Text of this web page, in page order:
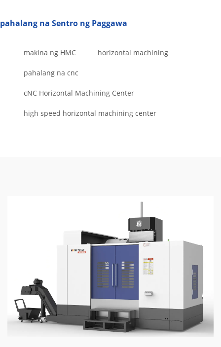
pahalang na Sentro ng Paggawa
makina ng HMC horizontal machining
pahalang na cnc
cNC Horizontal Machining Center
high speed horizontal machining center